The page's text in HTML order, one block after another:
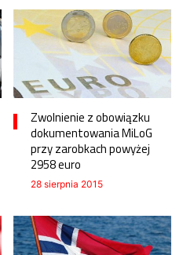
Zwolnienie z obowiązku
dokumentowania MiLoG
przy zarobkach powyżej
2958 euro
28 sierpnia 2015